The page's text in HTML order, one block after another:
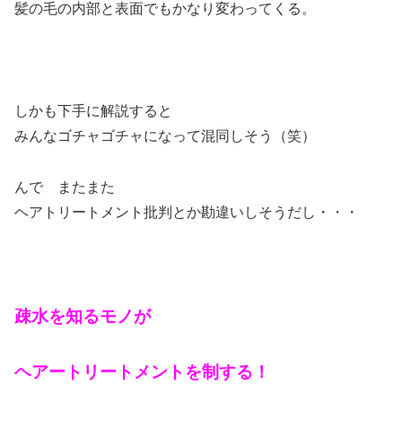
髪の毛の内部と表面でもかなり変わってくる。
しかも下手に解説すると
みんなゴチャゴチャになって混同しそう（笑）
んで またまた
ヘアトリートメント批判とか勘違いしそうだし・・・
疎水を知るモノが
ヘアートリートメントを制する！